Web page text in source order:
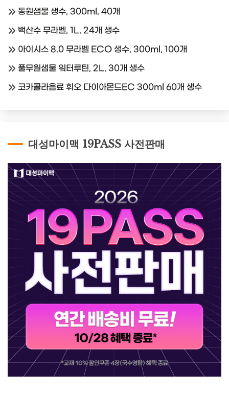
동원샘물 생수, 300ml, 40개
백산수 무라벨, 1L, 24개 생수
아이시스 8.0 무라벨 ECO 생수, 300ml, 100개
풀무원샘물 워터루틴, 2L, 30개 생수
코카콜라음료 휘오 다이아몬드EC 300ml 60개 생수
대성마이맥 19PASS 사전판매